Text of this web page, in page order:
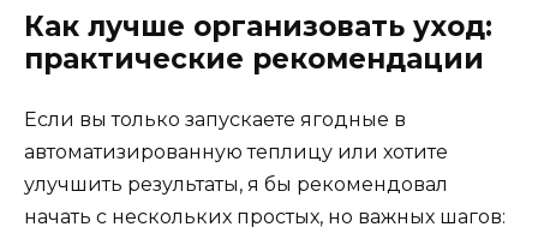
Как лучше организовать уход:
практические рекомендации
Если вы только запускаете ягодные в
автоматизированную теплицу или хотите
улучшить результаты, я бы рекомендовал
начать с нескольких простых, но важных шагов: